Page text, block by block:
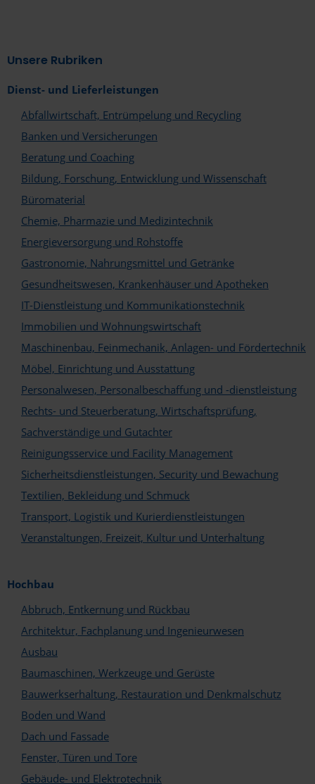
Hersteller und Handel
Fachunternehmen
Abbruch und Sanierung
Aufzugs- und Fördertechnik
Ausbau
Baugeräte und Baustoffe
Bauwerkserhaltung
Boden und Wand
Brandschutz
Dach und Fassade
Unsere Rubriken
Dienst- und Lieferleistungen
Abfallwirtschaft, Entrümpelung und Recycling
Banken und Versicherungen
Beratung und Coaching
Bildung, Forschung, Entwicklung und Wissenschaft
Büromaterial
Chemie, Pharmazie und Medizintechnik
Energieversorgung und Rohstoffe
Gastronomie, Nahrungsmittel und Getränke
Gesundheitswesen, Krankenhäuser und Apotheken
IT-Dienstleistung und Kommunikationstechnik
Immobilien und Wohnungswirtschaft
Maschinenbau, Feinmechanik, Anlagen- und Fördertechnik
Möbel, Einrichtung und Ausstattung
Personalwesen, Personalbeschaffung und -dienstleistung
Rechts- und Steuerberatung, Wirtschaftsprüfung,
Sachverständige und Gutachter
Reinigungsservice und Facility Management
Sicherheitsdienstleistungen, Security und Bewachung
Textilien, Bekleidung und Schmuck
Transport, Logistik und Kurierdienstleistungen
Veranstaltungen, Freizeit, Kultur und Unterhaltung
Hochbau
Abbruch, Entkernung und Rückbau
Architektur, Fachplanung und Ingenieurwesen
Ausbau
Baumaschinen, Werkzeuge und Gerüste
Bauwerkserhaltung, Restauration und Denkmalschutz
Boden und Wand
Dach und Fassade
Fenster, Türen und Tore
Gebäude- und Elektrotechnik